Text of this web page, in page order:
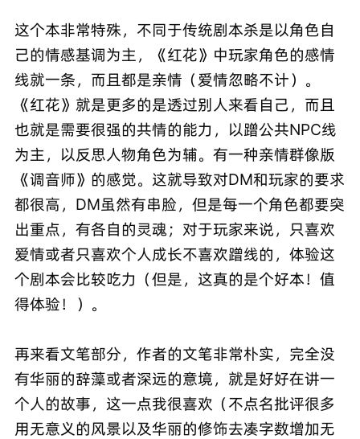
这个本非常特殊，不同于传统剧本杀是以角色自
己的情感基调为主，《红花》中玩家角色的感情
线就一条，而且都是亲情（爱情忽略不计）。
《红花》就是更多的是透过别人来看自己，而且
也就是需要很强的共情的能力，以蹭公共NPC线
为主，以反思人物角色为辅。有一种亲情群像版
《调音师》的感觉。这就导致对DM和玩家的要求
都很高，DM虽然有串脸，但是每一个角色都要突
出重点，有各自的灵魂；对于玩家来说，只喜欢
爱情或者只喜欢个人成长不喜欢蹭线的，体验这
个剧本会比较吃力（但是，这真的是个好本！值
得体验！）。
再来看文笔部分，作者的文笔非常朴实，完全没
有华丽的辞藻或者深远的意境，就是好好在讲一
个人的故事，这一点我很喜欢（不点名批评很多
用无意义的风景以及华丽的修饰去凑字数增加无